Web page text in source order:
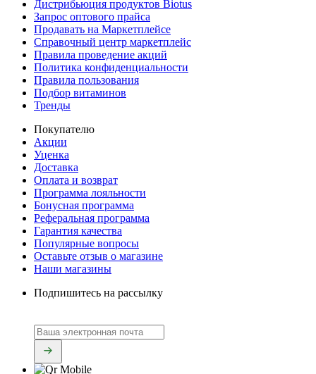
Дистрибьюция продуктов Biotus
Запрос оптового прайса
Продавать на Маркетплейсе
Справочный центр маркетплейс
Правила проведение акций
Политика конфиденциальности
Правила пользования
Подбор витаминов
Тренды
Покупателю
Акции
Уценка
Доставка
Оплата и возврат
Программа лояльности
Бонусная программа
Реферальная программа
Гарантия качества
Популярные вопросы
Оставьте отзыв о магазине
Наши магазины
Подпишитесь на рассылку